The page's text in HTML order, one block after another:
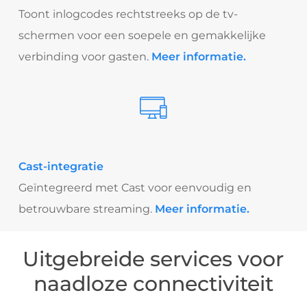
Toont inlogcodes rechtstreeks op de tv-
schermen voor een soepele en gemakkelijke
verbinding voor gasten. Meer informatie.
Cast-integratie
Geïntegreerd met Cast voor eenvoudig en
betrouwbare streaming. Meer informatie.
Uitgebreide services voor
naadloze connectiviteit